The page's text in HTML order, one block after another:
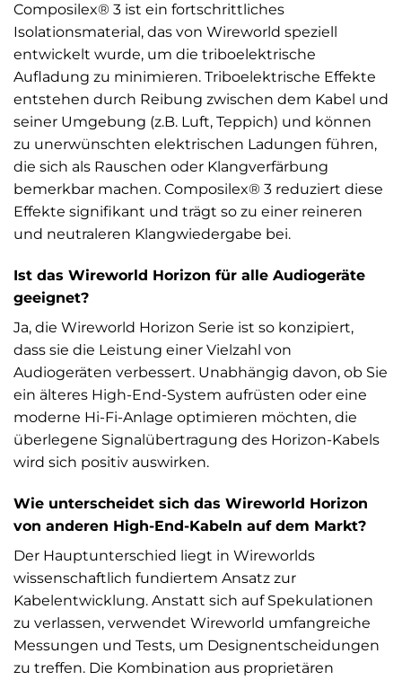
Composilex® 3 ist ein fortschrittliches
Isolationsmaterial, das von Wireworld speziell
entwickelt wurde, um die triboelektrische
Aufladung zu minimieren. Triboelektrische Effekte
entstehen durch Reibung zwischen dem Kabel und
seiner Umgebung (z.B. Luft, Teppich) und können
zu unerwünschten elektrischen Ladungen führen,
die sich als Rauschen oder Klangverfärbung
bemerkbar machen. Composilex® 3 reduziert diese
Effekte signifikant und trägt so zu einer reineren
und neutraleren Klangwiedergabe bei.
Ist das Wireworld Horizon für alle Audiogeräte
geeignet?
Ja, die Wireworld Horizon Serie ist so konzipiert,
dass sie die Leistung einer Vielzahl von
Audiogeräten verbessert. Unabhängig davon, ob Sie
ein älteres High-End-System aufrüsten oder eine
moderne Hi-Fi-Anlage optimieren möchten, die
überlegene Signalübertragung des Horizon-Kabels
wird sich positiv auswirken.
Wie unterscheidet sich das Wireworld Horizon
von anderen High-End-Kabeln auf dem Markt?
Der Hauptunterschied liegt in Wireworlds
wissenschaftlich fundiertem Ansatz zur
Kabelentwicklung. Anstatt sich auf Spekulationen
zu verlassen, verwendet Wireworld umfangreiche
Messungen und Tests, um Designentscheidungen
zu treffen. Die Kombination aus proprietären